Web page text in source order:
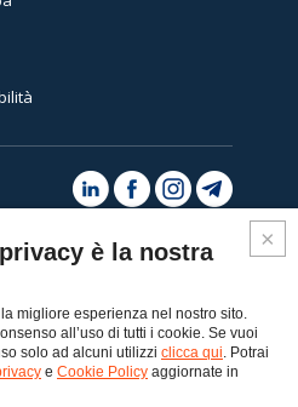
è la nostra
migliore esperienza nel nostro sito.
all’uso di tutti i cookie. Se vuoi
solo ad alcuni utilizzi clicca qui. Potrai
e Cookie Policy aggiornate in